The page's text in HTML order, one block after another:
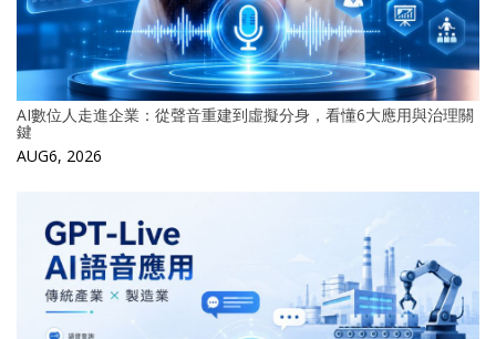
AI數位人走進企業：從聲音重建到虛擬分身，看懂6大應用與治理關
鍵
AUG6, 2026